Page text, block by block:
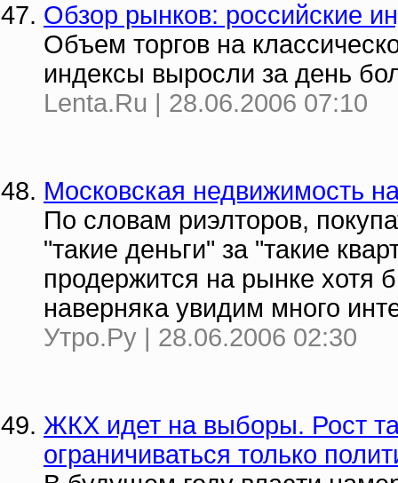
Обзор рынков: российские
Объем торгов на
индексы выросли за день
Lenta.Ru | 28.06.2006 07:10
Московская недвижимость
По словам риэлторов,
"такие деньги" за "такие
продержится на рынке хотя
наверняка увидим много
Утро.Ру | 28.06.2006 02:30
ЖКХ идет на выборы. Рост
ограничиваться только